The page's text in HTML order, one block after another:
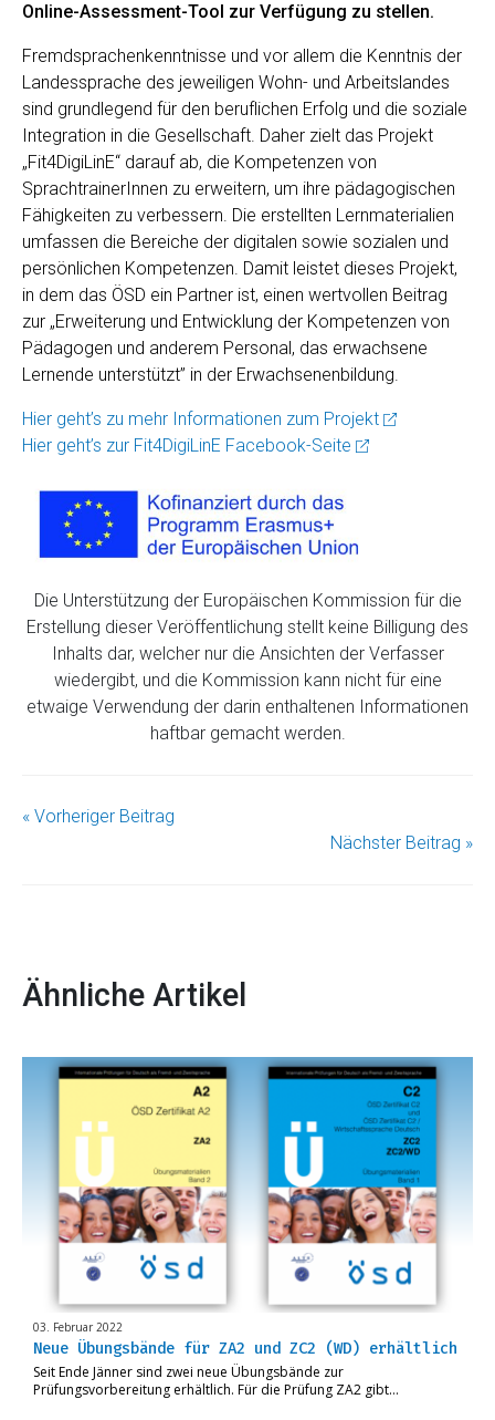
Online-Assessment-Tool zur Verfügung zu stellen.
Fremdsprachenkenntnisse und vor allem die Kenntnis der
Landessprache des jeweiligen Wohn- und Arbeitslandes
sind grundlegend für den beruflichen Erfolg und die soziale
Integration in die Gesellschaft. Daher zielt das Projekt
„Fit4DigiLinE“ darauf ab, die Kompetenzen von
SprachtrainerInnen zu erweitern, um ihre pädagogischen
Fähigkeiten zu verbessern. Die erstellten Lernmaterialien
umfassen die Bereiche der digitalen sowie sozialen und
persönlichen Kompetenzen. Damit leistet dieses Projekt,
in dem das ÖSD ein Partner ist, einen wertvollen Beitrag
zur „Erweiterung und Entwicklung der Kompetenzen von
Pädagogen und anderem Personal, das erwachsene
Lernende unterstützt” in der Erwachsenenbildung.
Hier geht’s zu mehr Informationen zum Projekt
Hier geht’s zur Fit4DigiLinE Facebook-Seite
Die Unterstützung der Europäischen Kommission für die
Erstellung dieser Veröffentlichung stellt keine Billigung des
Inhalts dar, welcher nur die Ansichten der Verfasser
wiedergibt, und die Kommission kann nicht für eine
etwaige Verwendung der darin enthaltenen Informationen
haftbar gemacht werden.
« Vorheriger Beitrag
Nächster Beitrag »
Ähnliche Artikel
03. Februar 2022
Neue Übungsbände für ZA2 und ZC2 (WD) erhältlich
Seit Ende Jänner sind zwei neue Übungsbände zur
Prüfungsvorbereitung erhältlich. Für die Prüfung ZA2 gibt…